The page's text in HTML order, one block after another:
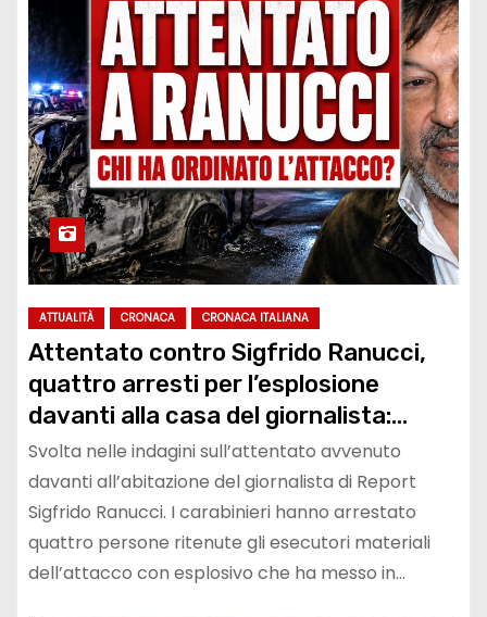
ATTUALITÀ CRONACA CRONACA ITALIANA
Attentato contro Sigfrido Ranucci,
quattro arresti per l’esplosione
davanti alla casa del giornalista:
prosegue la caccia ai mandanti
Svolta nelle indagini sull’attentato avvenuto
davanti all’abitazione del giornalista di Report
Sigfrido Ranucci. I carabinieri hanno arrestato
quattro persone ritenute gli esecutori materiali
dell’attacco con esplosivo che ha messo in…